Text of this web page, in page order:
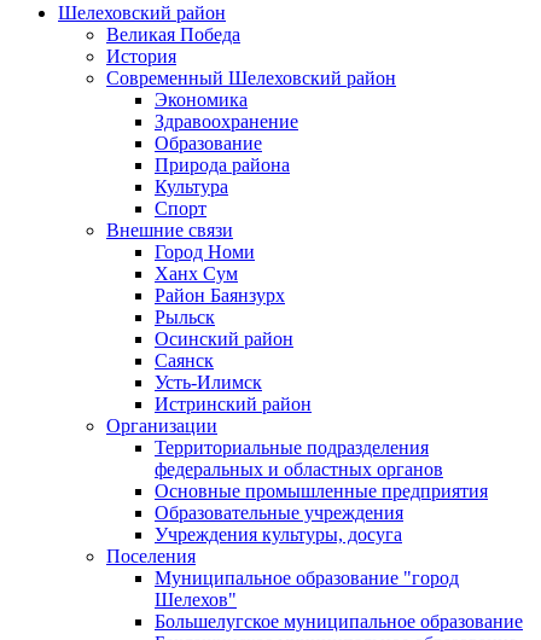
Шелеховский район
Великая Победа
История
Современный Шелеховский район
Экономика
Здравоохранение
Образование
Природа района
Культура
Спорт
Внешние связи
Город Номи
Ханх Сум
Район Баянзурх
Рыльск
Осинский район
Саянск
Усть-Илимск
Истринский район
Организации
Территориальные подразделения
федеральных и областных органов
Основные промышленные предприятия
Образовательные учреждения
Учреждения культуры, досуга
Поселения
Муниципальное образование "город
Шелехов"
Большелугское муниципальное образование